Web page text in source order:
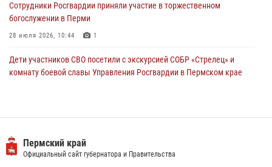
Сотрудники Росгвардии приняли участие в торжественном
богослужении в Перми
28 июля 2026, 10:44 1
Дети участников СВО посетили с экскурсией СОБР «Стрелец» и
комнату боевой славы Управления Росгвардии в Пермском крае
«Сабантуй-2026»
07 июля 2026, 10:02 3
и Правительства